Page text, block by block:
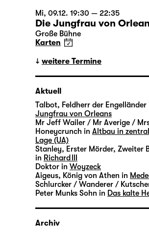
Mi, 09.12. 19:30 — 22:35
Die Jungfrau von
Große Bühne
Karten
weitere Termine
Aktuell
Talbot, Feldherr der Engelländer
Jungfrau von Orleans
Mr Jeff Wailer / Mr Averige /
Honeycrunch in Altbau in
Lage (UA)
Stanley, Erster Mörder, Zweiter
in Richard III
Doktor in Woyzeck
Aigeus, König von Athen in
Schlurcker / Wanderer /
Peter Munks Sohn in Das kalte
Archiv